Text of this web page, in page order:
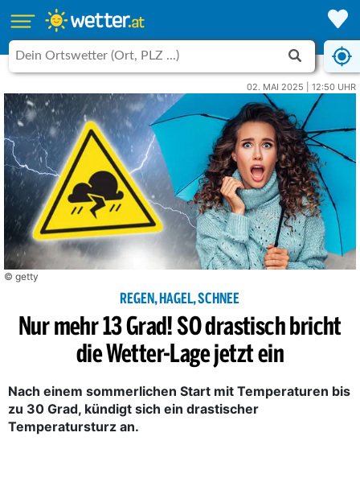
02. MAI 2025 | 12:50 UHR
© getty
REGEN, HAGEL, SCHNEE
Nur mehr 13 Grad! SO drastisch bricht
die Wetter-Lage jetzt ein
Nach einem sommerlichen Start mit Temperaturen bis
zu 30 Grad, kündigt sich ein drastischer
Temperatursturz an.